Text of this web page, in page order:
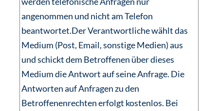
angenommen und nicht am Telefon
beantwortet.Der Verantwortliche wählt das
Medium (Post, Email, sonstige Medien) aus
und schickt dem Betroffenen über dieses
Medium die Antwort auf seine Anfrage. Die
Antworten auf Anfragen zu den
Betroffenenrechten erfolgt kostenlos. Bei